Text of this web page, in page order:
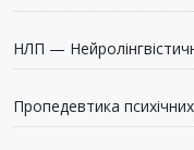
НЛП —
Пропедевтика